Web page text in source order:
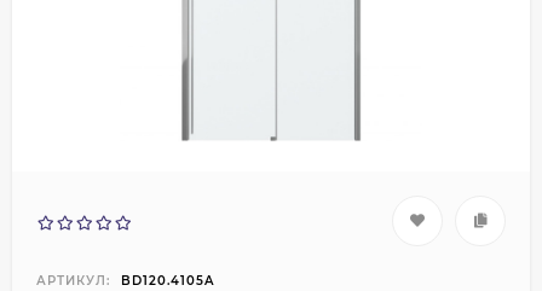
АРТИКУЛ: BD120.4105A